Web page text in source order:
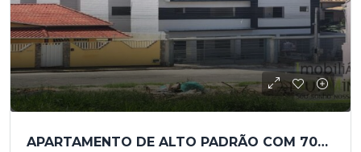
APARTAMENTO DE ALTO PADRÃO COM 70M² A VENDA EM CAMBUÍ MG